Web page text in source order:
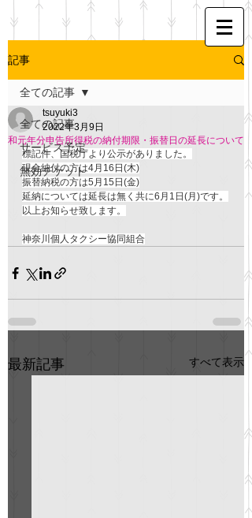
記事
全ての記事
サービス予定
無効チケット
全ての記事
和元年分申告所得税の納付期限・振替日の延長について
tsuyuki3
2022年3月9日
標記件、国税庁より公示がありました。
現金納付の方は4月16日(木)
振替納税の方は5月15日(金)
延納については延長は無く共に6月1日(月)です。
以上お知らせ致します。
神奈川個人タクシー協同組合
最新記事 すべて表示